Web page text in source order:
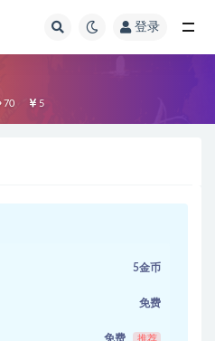
登录
70 5
5金币
免费
免费